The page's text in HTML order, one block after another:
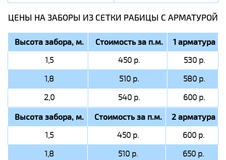
ЦЕНЫ НА ЗАБОРЫ ИЗ СЕТКИ РАБИЦЫ C АРМАТУРОЙ
Высота забора, м. Стоимость за п.м. 1 арматура
1,5 450 р.
530 р.
1,8
510 р.
580 р.
2,0
540 р. 600 р.
Высота забора, м. Стоимость за п.м. 2 арматура
1,5 450 р.
600 р.
1,8
510 р.
650 р.